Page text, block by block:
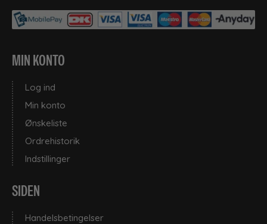
MIN KONTO
Log ind
Min konto
Ønskeliste
Ordrehistorik
Indstillinger
SIDEN
Handelsbetingelser